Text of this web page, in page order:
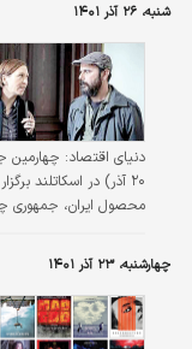
شنبه، ۲۶ آذر ۱۴۰۱
۲۰ آذر) در اسکاتلند
محصول ایران، جمهوری
تازگی جایزه آن اعلام
قهرمان این فیلم که
اطلاعات بیشتری درباره
چهارشنبه، ۲۳ آذر ۱۴۰۱